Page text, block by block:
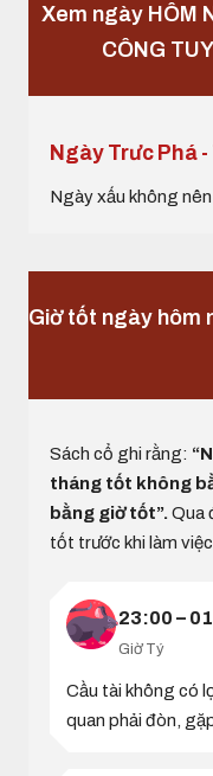
Xem ngày HÔM
CÔNG
Ngày Trưc Phá
Ngày xấu không
Giờ tốt ngày hôm
Sách cổ ghi rằng:
tháng tốt không
bằng giờ tốt”. Qua
tốt trước khi làm
23:00 –
Giờ Tý
Cầu tài không có
quan phải đòn,